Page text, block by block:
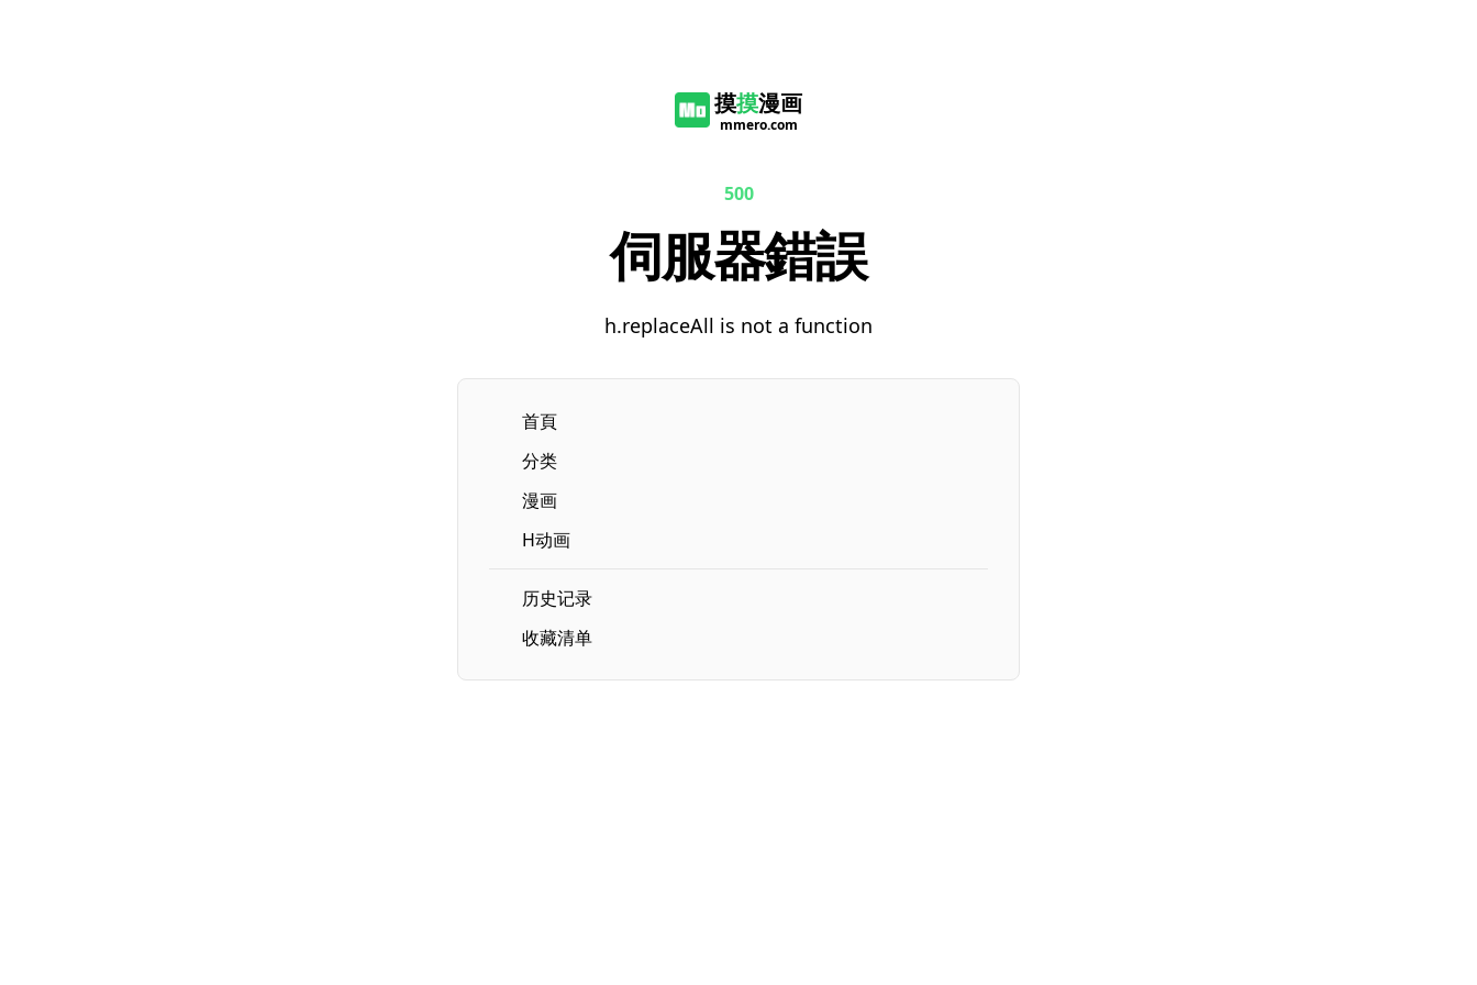
摸摸漫画
mmero.com
500
伺服器錯誤
h.replaceAll is not a function
首頁
分类
漫画
H动画
历史记录
收藏清单